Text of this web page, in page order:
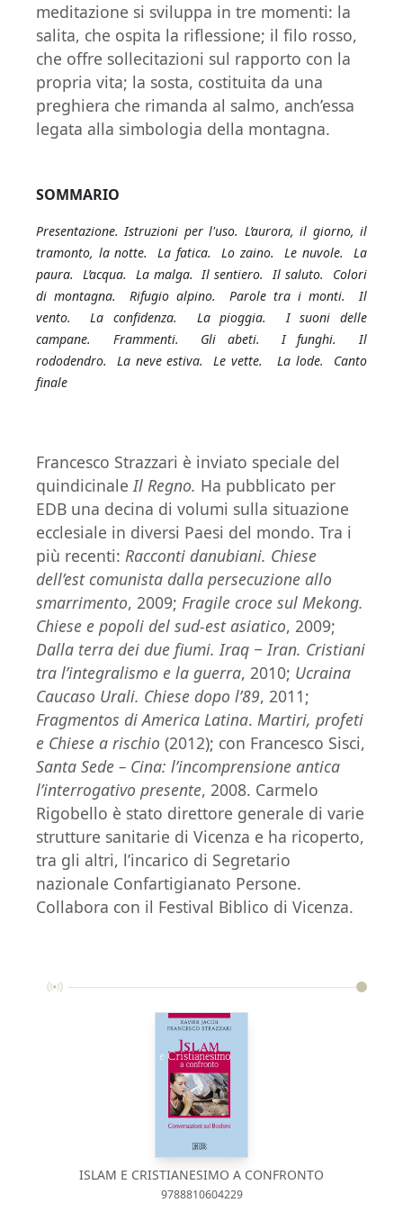
meditazione si sviluppa in tre momenti: la
salita, che ospita la riflessione; il filo rosso,
che offre sollecitazioni sul rapporto con la
propria vita; la sosta, costituita da una
preghiera che rimanda al salmo, anch’essa
legata alla simbologia della montagna.
SOMMARIO
Presentazione. Istruzioni per l'uso. L’aurora, il giorno, il
tramonto, la notte. La fatica. Lo zaino. Le nuvole. La
paura. L’acqua. La malga. Il sentiero. Il saluto. Colori
di montagna. Rifugio alpino. Parole tra i monti. Il
vento. La confidenza. La pioggia. I suoni delle
campane. Frammenti. Gli abeti. I funghi. Il
rododendro. La neve estiva. Le vette. La lode. Canto
finale
Francesco Strazzari è inviato speciale del
quindicinaleIl Regno. Ha pubblicato per
EDB una decina di volumi sulla situazione
ecclesiale in diversi Paesi del mondo. Tra i
più recenti: Racconti danubiani. Chiese
dell’est comunista dalla persecuzione allo
smarrimento, 2009; Fragile croce sul Mekong.
Chiese e popoli del sud-est asiatico, 2009;
Dalla terra dei due fiumi. Iraq ‒ Iran. Cristiani
tra l’integralismo e la guerra, 2010; Ucraina
Caucaso Urali. Chiese dopo l’89, 2011;
Fragmentos di America Latina. Martiri, profeti
e Chiese a rischio (2012); con Francesco Sisci,
Santa Sede – Cina: l’incomprensione antica
l’interrogativo presente, 2008. Carmelo
Rigobello è stato direttore generale di varie
strutture sanitarie di Vicenza e ha ricoperto,
tra gli altri, l’incarico di Segretario
nazionale Confartigianato Persone.
Collabora con il Festival Biblico di Vicenza.
ISLAM E CRISTIANESIMO A CONFRONTO
9788810604229